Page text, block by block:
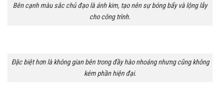
Bên cạnh màu sắc chủ đạo là ánh kim, tạo nên sự bóng bẩy và lộng lẫy
cho công trình.
Đặc biệt hơn là không gian bên trong đầy hào nhoáng nhưng cũng không
kém phần hiện đại.